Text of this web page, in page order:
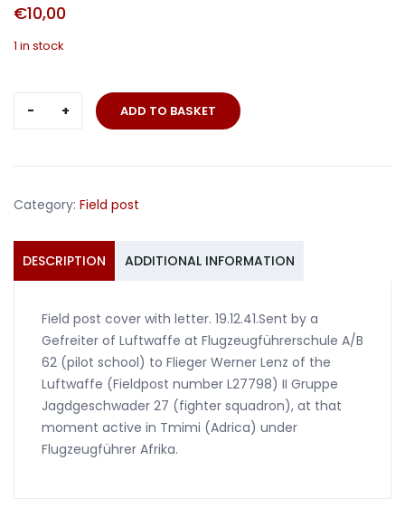
€10,00
1 in stock
Flieger
Jagdgeschwader
JG27
quantity
ADD TO BASKET
Category: Field post
DESCRIPTION ADDITIONAL INFORMATION
Field post cover with letter. 19.12.41.Sent by a
Gefreiter of Luftwaffe at Flugzeugführerschule A/B
62 (pilot school) to Flieger Werner Lenz of the
Luftwaffe (Fieldpost number L27798) II Gruppe
Jagdgeschwader 27 (fighter squadron), at that
moment active in Tmimi (Adrica) under
Flugzeugführer Afrika.